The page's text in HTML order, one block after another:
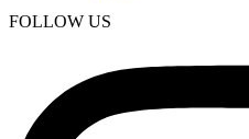
FOLLOW US